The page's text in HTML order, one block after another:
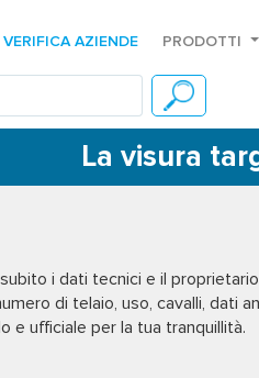
VERIFICA AZIENDE PRODOTTI
La visura
i dati tecnici e il
di telaio, uso, cavalli, dati
e ufficiale per la tua tranquillità.